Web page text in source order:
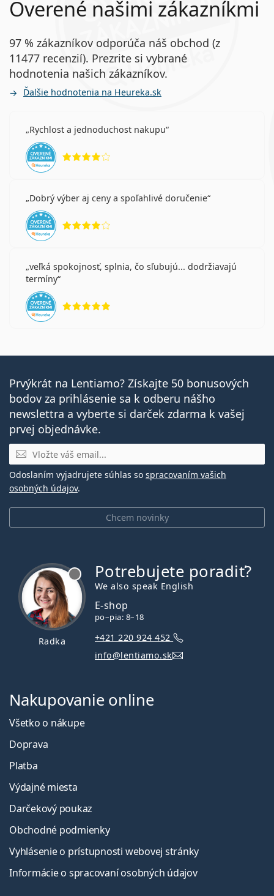
Overené našimi zákazníkmi
97 % zákazníkov odporúča náš obchod (z
11477 recenzií). Prezrite si vybrané
hodnotenia našich zákazníkov.
Ďalšie hodnotenia na Heureka.sk
Rychlost a jednoduchost nakupu
Dobrý výber aj ceny a spoľahlivé doručenie
veľká spokojnosť, splnia, čo sľubujú... dodržiavajú
termíny
Prvýkrát na Lentiamo? Získajte 50 bonusových
bodov za prihlásenie sa k odberu nášho
newslettra a vyberte si darček zdarma k vašej
prvej objednávke.
E-mail
Chcem novinky
Odoslaním vyjadrujete súhlas so spracovaním vašich
osobných údajov.
Radka
Potrebujete poradiť?
We also speak English
E-shop
po–pia: 8–18
+421 220 924 452
info@lentiamo.sk
Nakupovanie online
Všetko o nákupe
Doprava
Platba
Výdajné miesta
Darčekový poukaz
Obchodné podmienky
Vyhlásenie o prístupnosti webovej stránky
Informácie o spracovaní osobných údajov